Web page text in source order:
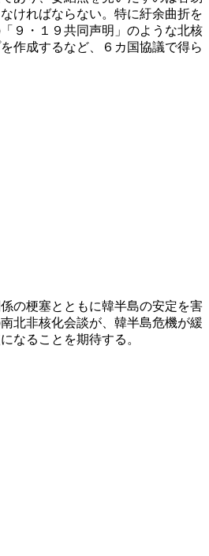
ければならない。特に紆余曲折を
９・１９共同声明」のような北核
作成するなど、６カ国協議で得ら
の梗塞とともに韓半島の安定を害
北非核化会談が、韓半島危機が緩
なることを期待する。